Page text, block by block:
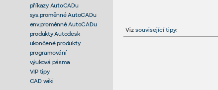
příkazy AutoCADu
sys.proměnné AutoCADu
env.proměnné AutoCADu
produkty Autodesk
ukončené produkty
programování
výuková pásma
VIP tipy
CAD wiki
Viz související tipy: